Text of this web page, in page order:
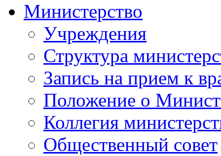
Министерство
Учреждения
Структура
Запись на прием к
Положение о
Коллегия
Общественный совет